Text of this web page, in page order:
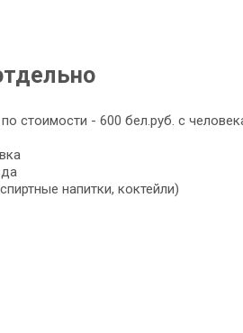
стоимости - 600 бел.руб. с
напитки, коктейли)